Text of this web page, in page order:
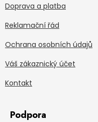
Doprava a platba
Reklamační řád
Ochrana osobních údajů
Váš zákaznický účet
Kontakt
Podpora